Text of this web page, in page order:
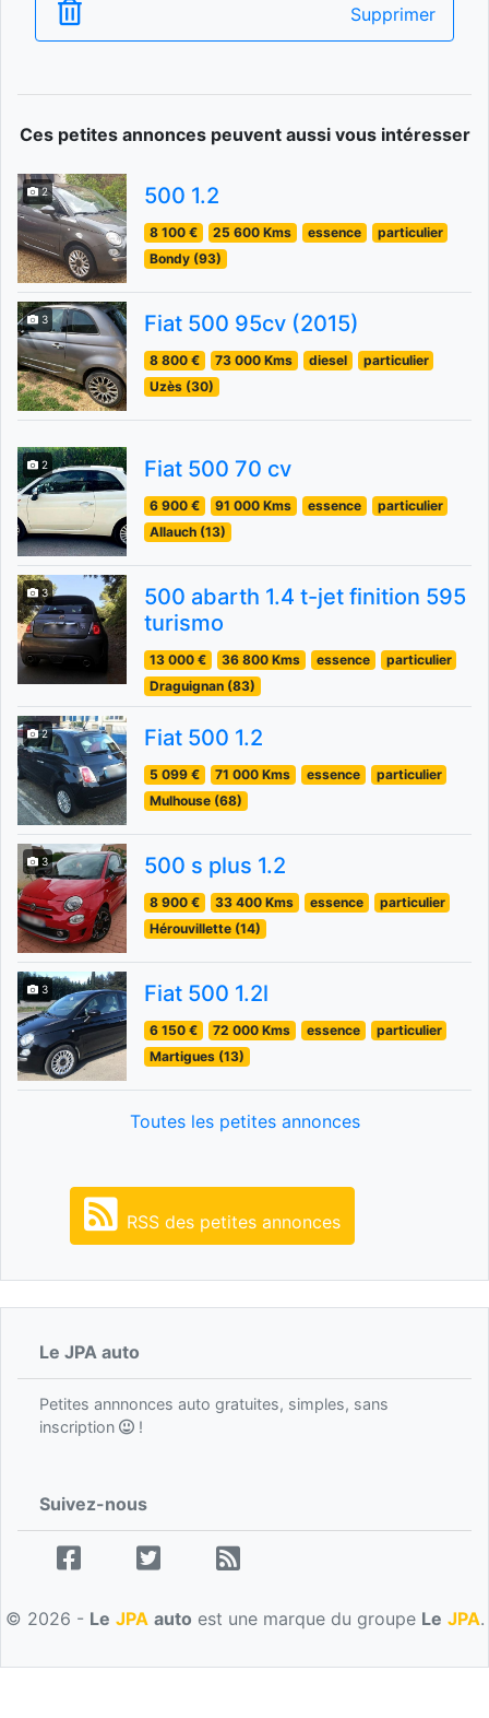
Supprimer
Ces petites annonces peuvent aussi vous intéresser
2 500 1.2
8 100 € 25 600 Kms essence
particulier
Bondy (93)
3 Fiat 500 95cv (2015)
8 800 € 73 000 Kms diesel
particulier
Uzès (30)
2 Fiat 500 70 cv
6 900 € 91 000 Kms essence
particulier
Allauch (13)
3
500 abarth 1.4 t-jet finition 595
turismo
13 000 € 36 800 Kms essence
particulier
Draguignan (83)
2 Fiat 500 1.2
5 099 € 71 000 Kms essence
particulier
Mulhouse (68)
3 500 s plus 1.2
8 900 € 33 400 Kms essence
particulier
Hérouvillette (14)
3 Fiat 500 1.2l
6 150 € 72 000 Kms essence
particulier
Martigues (13)
Toutes les petites annonces
RSS des petites annonces
Le JPA auto
Petites annnonces auto gratuites, simples, sans
inscription
!
Suivez-nous
© 2026 - Le JPA auto est une marque du groupe Le JPA.